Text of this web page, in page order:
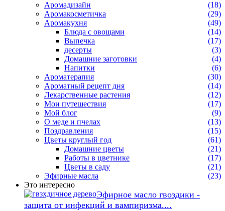
Аромадизайн
(18)
Аромакосметичка
(29)
Аромакухня
(49)
Блюда с овощами
(14)
Выпечка
(17)
десерты
(3)
Домашние заготовки
(4)
Напитки
(6)
Ароматерапия
(30)
Ароматный рецепт дня
(14)
Лекарственные растения
(12)
Мои путешествия
(17)
Мой блог
(9)
О меде и пчелах
(13)
Поздравления
(15)
Цветы круглый год
(61)
Домашние цветы
(21)
Работы в цветнике
(17)
Цветы в саду
(21)
Эфирные масла
(23)
Это интересно
Эфирное масло гвоздики -
защита от инфекций и вампиризма....